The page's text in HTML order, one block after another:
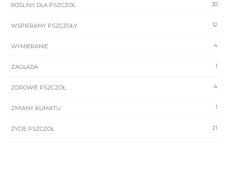
30
ROŚLINY DLA PSZCZÓŁ
12
WSPIERAMY PSZCZOŁY
4
WYMIERANIE
1
ZAGŁADA
4
ZDROWIE PSZCZÓŁ
1
ZMIANY KLIMATU
21
ŻYCIE PSZCZÓŁ